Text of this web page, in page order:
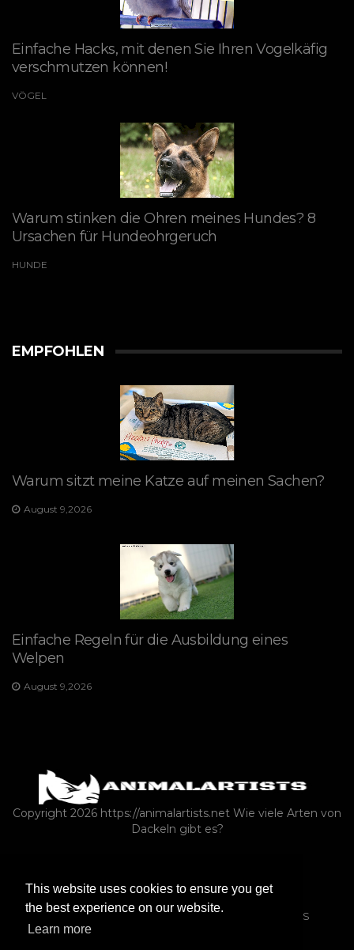
This website uses cookies to ensure you get
the best experience on our website.
Learn more
Einfache Hacks, mit denen Sie Ihren Vogelkäfig
verschmutzen können!
VÖGEL
Warum stinken die Ohren meines Hundes? 8
Ursachen für Hundeohrgeruch
HUNDE
EMPFOHLEN
Warum sitzt meine Katze auf meinen Sachen?
August 9,2026
Einfache Regeln für die Ausbildung eines
Welpen
August 9,2026
Copyright 2026 https://animalartists.net Wie viele Arten von
Dackeln gibt es?
NUTZTIERE ALS HAUSTIERE
HUNDE
REPTILIEN & AMPHIBIEN
FARM-ANIMALS-AS-PETS